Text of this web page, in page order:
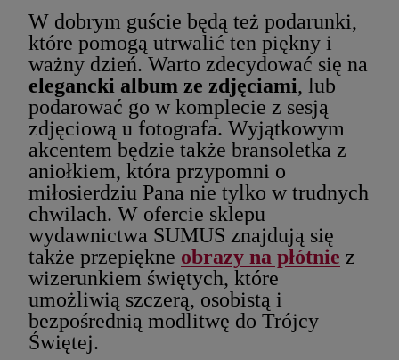
W dobrym guście będą też podarunki,
które pomogą utrwalić ten piękny i
ważny dzień. Warto zdecydować się na
elegancki album ze zdjęciami, lub
podarować go w komplecie z sesją
zdjęciową u fotografa. Wyjątkowym
akcentem będzie także bransoletka z
aniołkiem, która przypomni o
miłosierdziu Pana nie tylko w trudnych
chwilach. W ofercie sklepu
wydawnictwa SUMUS znajdują się
także przepiękne obrazy na płótnie z
wizerunkiem świętych, które
umożliwią szczerą, osobistą i
bezpośrednią modlitwę do Trójcy
Świętej.